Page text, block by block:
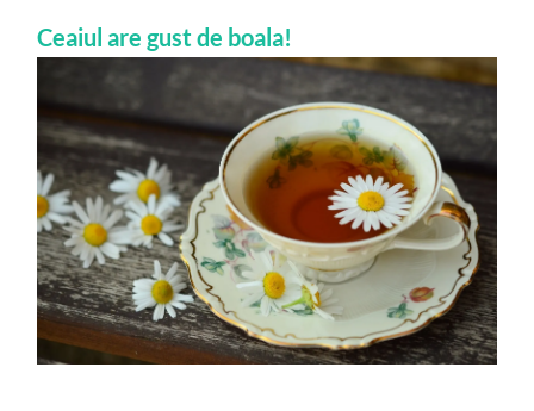
Ceaiul are gust de boala!